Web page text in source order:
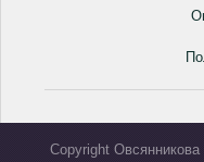
Copyright